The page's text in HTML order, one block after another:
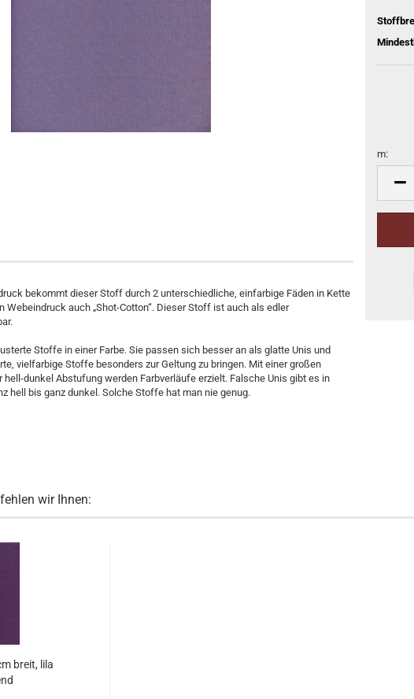
m:
bekommt dieser Stoff durch 2 unterschiedliche, einfarbige Fäden in Kette
Webeindruck auch „Shot-Cotton“. Dieser Stoff ist auch als edler
Stoffe in einer Farbe. Sie passen sich besser an als glatte Unis und
vielfarbige Stoffe besonders zur Geltung zu bringen. Mit einer großen
dunkel Abstufung werden Farbverläufe erzielt. Falsche Unis gibt es in
hell bis ganz dunkel. Solche Stoffe hat man nie genug.
wir Ihnen:
breit, lila